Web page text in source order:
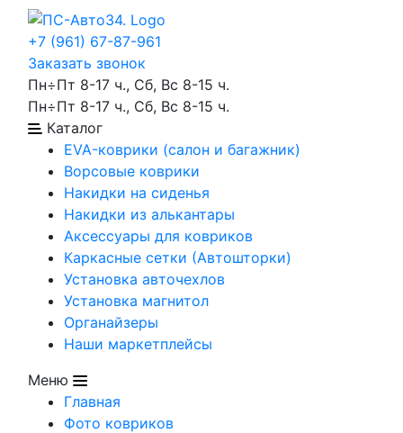
+7 (961) 67-87-961
Заказать звонок
Пн÷Пт 8-17 ч., Сб, Вс 8-15 ч.
Пн÷Пт 8-17 ч., Сб, Вс 8-15 ч.
Каталог
EVA-коврики (салон и багажник)
Ворсовые коврики
Накидки на сиденья
Накидки из алькантары
Аксессуары для ковриков
Каркасные сетки (Автошторки)
Установка авточехлов
Установка магнитол
Органайзеры
Наши маркетплейсы
Меню
Главная
Фото ковриков